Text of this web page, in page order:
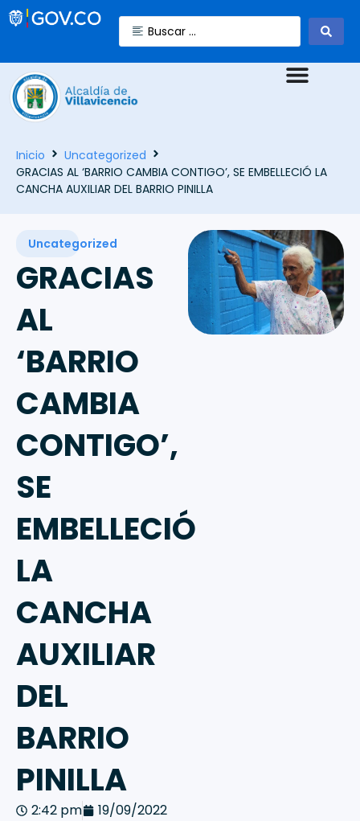
Inicio
Uncategorized
GRACIAS AL ‘BARRIO CAMBIA CONTIGO’, SE EMBELLECIÓ LA
CANCHA AUXILIAR DEL BARRIO PINILLA
Uncategorized
GRACIAS
AL
‘BARRIO
CAMBIA
CONTIGO’,
SE
EMBELLECIÓ
LA
CANCHA
AUXILIAR
DEL
BARRIO
PINILLA
2:42 pm 19/09/2022